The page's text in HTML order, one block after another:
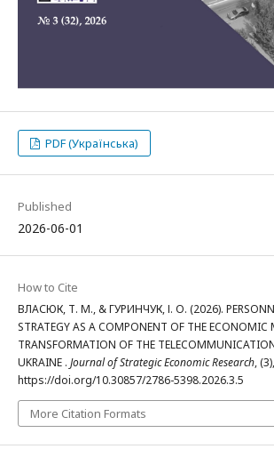
PDF (Українська)
Published
2026-06-01
How to Cite
ВЛАСЮК, Т. М., & ГУРИНЧУК, І. О. (2026).
STRATEGY AS A COMPONENT OF THE ECONOMIC
TRANSFORMATION OF THE
UKRAINE . Journal of Strategic Economic Research,
https://doi.org/10.30857/2786-5398.2026.3.5
More Citation Formats